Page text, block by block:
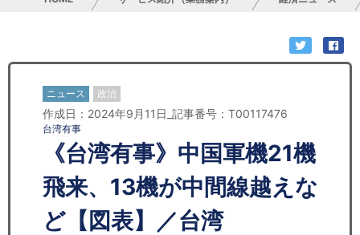
お問い合わせ
日本人にPR
コンサルティング
リサーチ
セミナー
ニュース 政治
作成日：2024年9月11日_記事番号：T00117476
台湾有事
《台湾有事》中国軍機21機
飛来、13機が中間線越えな
ど【図表】／台湾